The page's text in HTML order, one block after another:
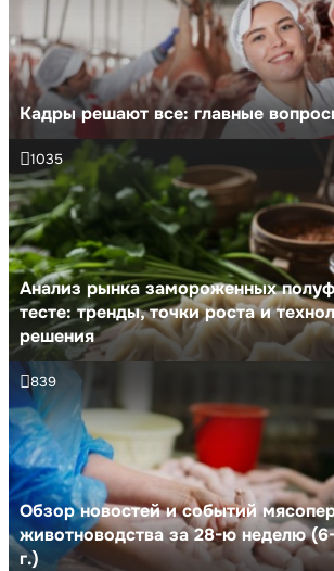
Кадры решают все: главные
Анализ рынка замороженных
тесте: тренды, точки роста и
решения
1035
Обзор новостей и событий
животноводства за 28-ю неделю
г.)
839